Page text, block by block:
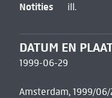
Notities ill.
DATUM EN
1999-06-29
Amsterdam, 1999/06/